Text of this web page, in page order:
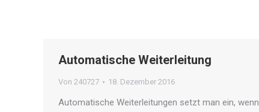
Automatische Weiterleitung
Von 240727 18. Dezember 2016
Automatische Weiterleitungen setzt man ein, wenn